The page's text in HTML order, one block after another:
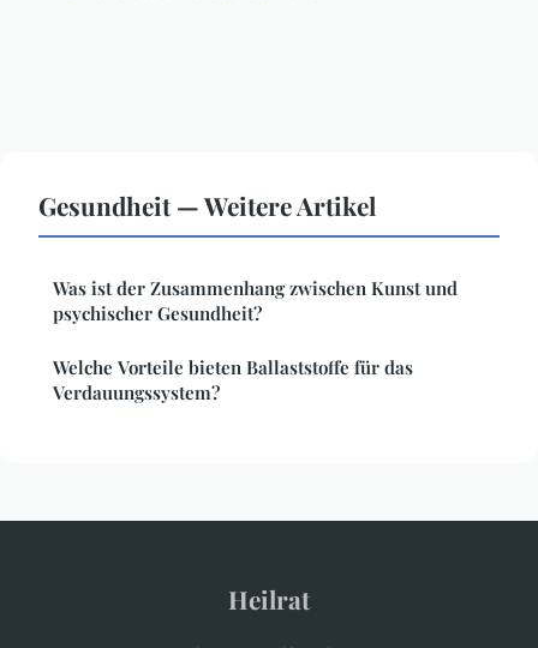
Gesundheit — Weitere Artikel
Was ist der Zusammenhang zwischen Kunst und
psychischer Gesundheit?
Welche Vorteile bieten Ballaststoffe für das
Verdauungssystem?
Heilrat